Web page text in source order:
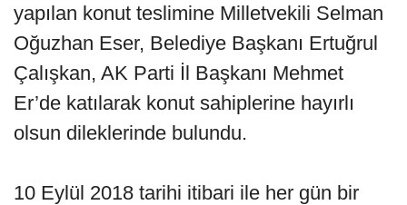
yapılan konut teslimine Milletvekili Selman
Oğuzhan Eser, Belediye Başkanı Ertuğrul
Çalışkan, AK Parti İl Başkanı Mehmet
Er’de katılarak konut sahiplerine hayırlı
olsun dileklerinde bulundu.
10 Eylül 2018 tarihi itibari ile her gün bir